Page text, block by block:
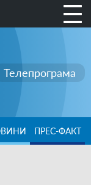
Телепрограма
ПРЕС-ФАКТ